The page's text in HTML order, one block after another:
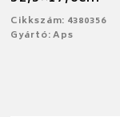
Cikkszám: 4380356
Gyártó: Aps